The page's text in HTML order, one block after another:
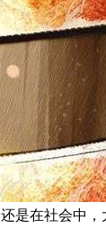
是在社会中